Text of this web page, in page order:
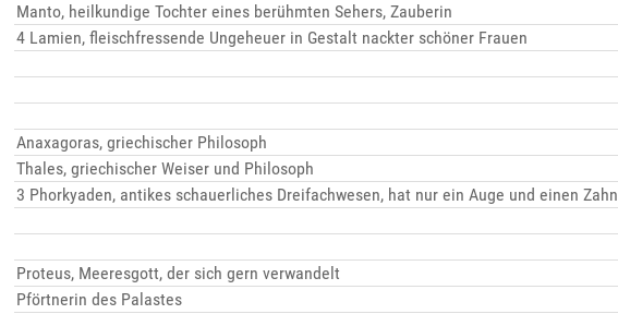
Manto, heilkundige Tochter eines berühmten Sehers, Zauberin
4 Lamien, fleischfressende Ungeheuer in Gestalt nackter schöner Frauen
Anaxagoras, griechischer Philosoph
Thales, griechischer Weiser und Philosoph
3 Phorkyaden, antikes schauerliches Dreifachwesen, hat nur ein Auge und einen Zahn
Proteus, Meeresgott, der sich gern verwandelt
Pförtnerin des Palastes